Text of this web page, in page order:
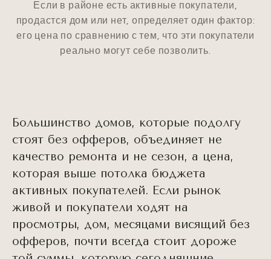
Если в районе есть активные покупатели,
продастся дом или нет, определяет один фактор:
его цена по сравнению с тем, что эти покупатели
реально могут себе позволить.
Большинство домов, которые подолгу
стоят без офферов, объединяет не
качество ремонта и не сезон, а цена,
которая выше потолка бюджета
активных покупателей. Если рынок
живой и покупатели ходят на
просмотры, дом, месяцами висящий без
офферов, почти всегда стоит дороже